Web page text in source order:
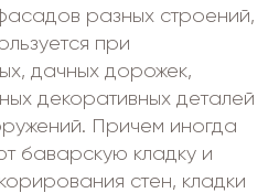
разных строений,
при
дачных дорожек,
декоративных деталей
Причем иногда
баварскую кладку и
стен, кладки